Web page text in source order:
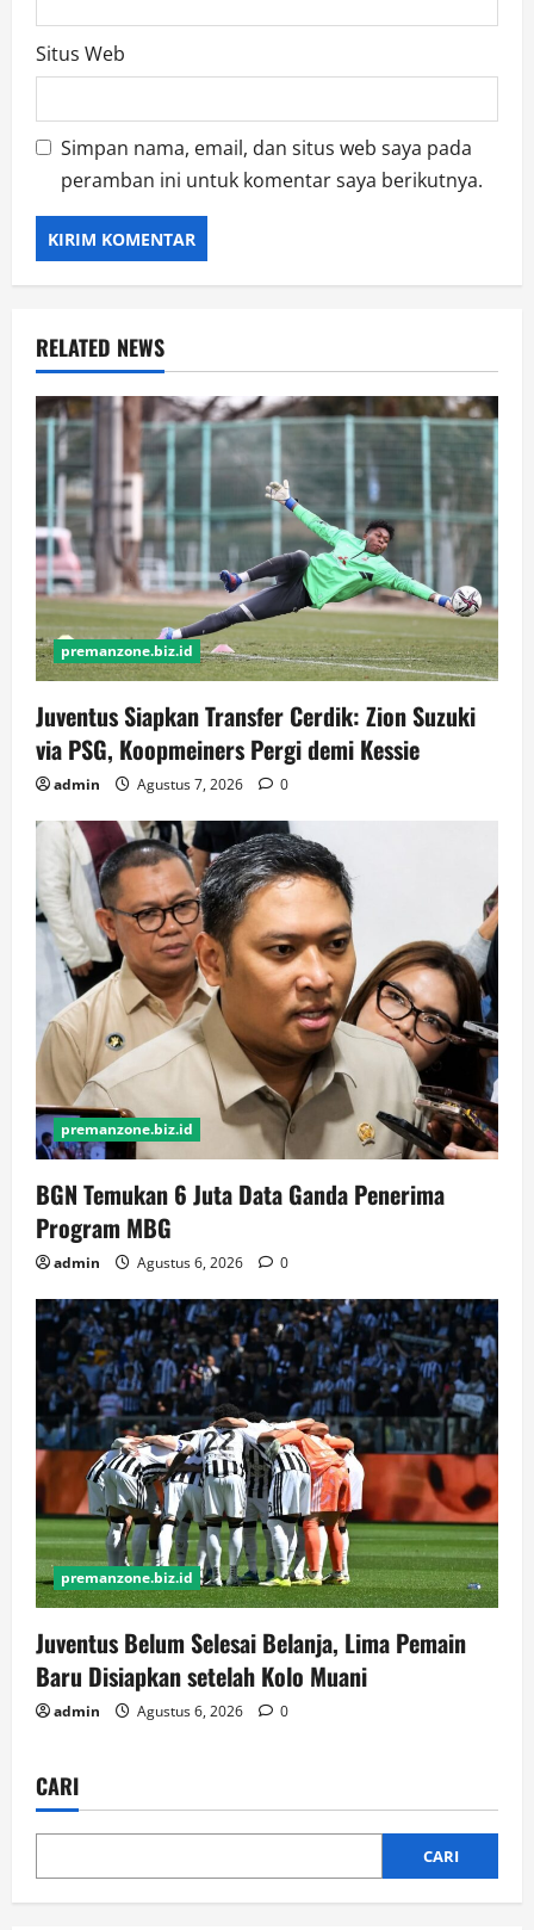
Situs Web
Simpan nama, email, dan situs web saya pada
peramban ini untuk komentar saya berikutnya.
RELATED NEWS
premanzone.biz.id
Juventus Siapkan Transfer Cerdik: Zion Suzuki
via PSG, Koopmeiners Pergi demi Kessie
admin Agustus 7, 2026 0
premanzone.biz.id
BGN Temukan 6 Juta Data Ganda Penerima
Program MBG
admin Agustus 6, 2026 0
premanzone.biz.id
Juventus Belum Selesai Belanja, Lima Pemain
Baru Disiapkan setelah Kolo Muani
admin Agustus 6, 2026 0
CARI
CARI